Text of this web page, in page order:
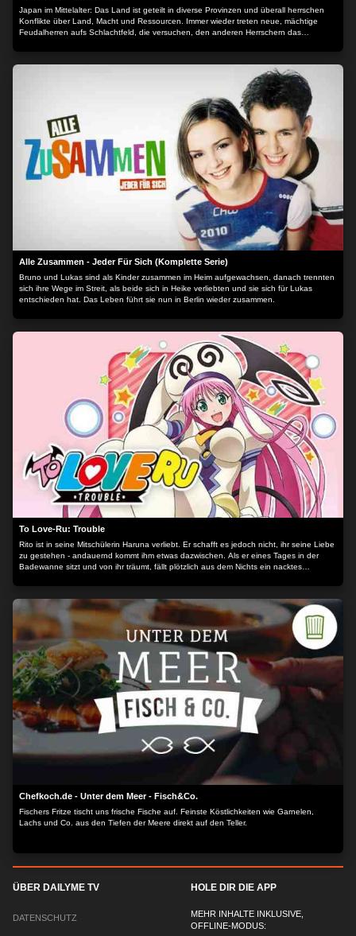
Japan im Mittelalter: Das Land ist geteilt in diverse Provinzen und überall herrschen
Konflikte über Land, Macht und Ressourcen. Immer wieder treten neue, mächtige
Feudalherren aufs Schlachtfeld, die versuchen, den anderen Herrschern das
Alle Zusammen - Jeder Für Sich (Komplette Serie)
Bruno und Lukas sind als Kinder zusammen im Heim aufgewachsen, danach trennten
sich ihre Wege im Streit, als beide sich in Heike verliebten und sie sich für Lukas
entschieden hat. Das Leben führt sie nun in Berlin wieder zusammen.
To Love-Ru: Trouble
Rito ist in seine Mitschülerin Haruna verliebt. Er schafft es jedoch nicht, ihr seine Liebe
zu gestehen - andauernd kommt ihm etwas dazwischen. Als er eines Tages in der
Badewanne sitzt und von ihr träumt, fällt plötzlich aus dem Nichts ein nacktes
Vater ist. Kurzerhand überlegt sich Lala, Rito heiraten zu wollen...
Chefkoch.de - Unter dem Meer - Fisch&Co.
Fischers Fritze tischt uns frische Fische auf. Feinste Köstlichkeiten wie Garnelen,
Lachs und Co. aus den Tiefen der Meere direkt auf den Teller.
ÜBER DAILYME TV
DATENSCHUTZ
HOLE DIR DIE APP
MEHR INHALTE INKLUSIVE,
OFFLINE-MODUS: